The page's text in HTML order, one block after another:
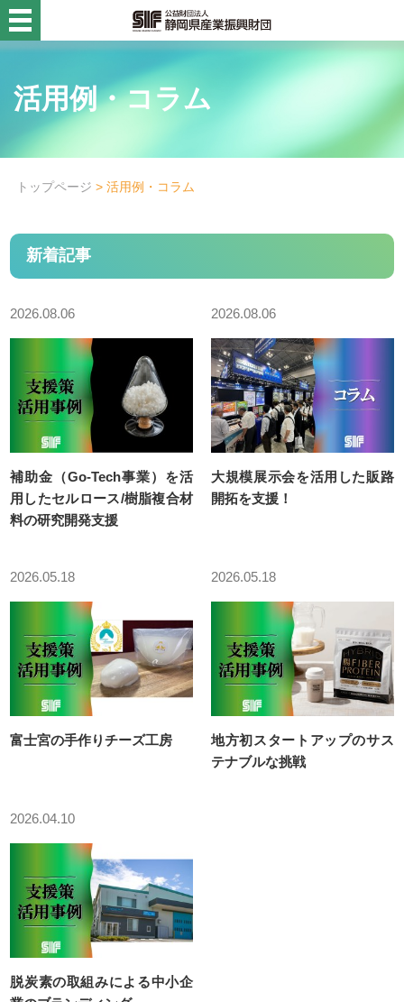
活用例・コラム
財団概要
目的別
診断設備チーム
企画・創業支援チーム
企画・創業支援チーム
創業者成長支援事業
市町等創業支援機関担当者支援事業
静岡県内大学発ベンチャー支援協議会
地域創生起業支援事業(創業者向け補助金)
令和3年度交付決定者用書類
令和4年度交付決定者用書類
令和5年度交付決定者用書類
令和6年度交付決定者用書類
研究開発支援チーム
研究開発支援チーム
成長産業販路開拓事業
EV・自動運転化等技術革新対応促進事業
活用例・コラム
トップページ > 活用例・コラム
新着記事
2026.08.06
補助金（Go-Tech事業）を活
用したセルロース/樹脂複合材
料の研究開発支援
2026.08.06
大規模展示会を活用した販路
開拓を支援！
2026.05.18
富士宮の手作りチーズ工房
2026.05.18
地方初スタートアップのサス
テナブルな挑戦
2026.04.10
脱炭素の取組みによる中小企